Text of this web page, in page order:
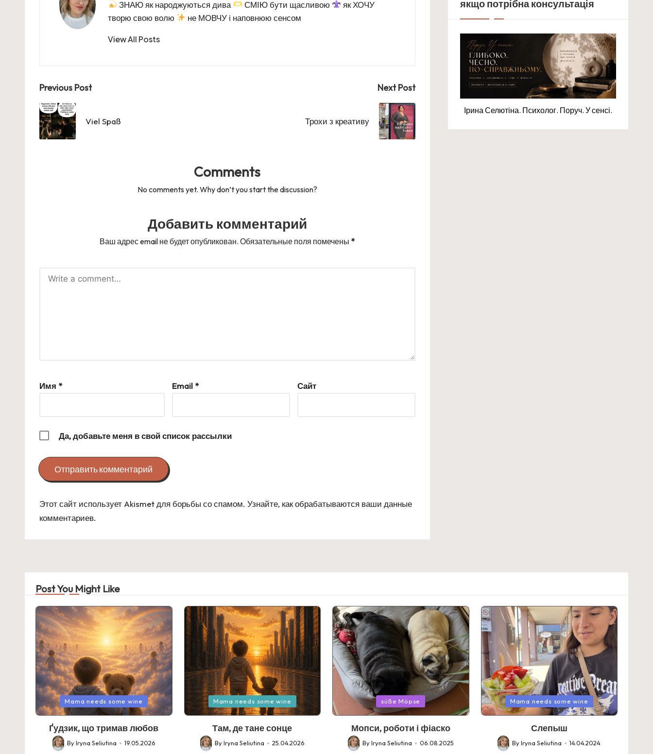
ЗНАЮ як народжуються дива СМІЮ бути щасливою
як ХОЧУ
творю свою волю
не МОВЧУ і наповнюю сенсом
View All Posts
Post
navigation
Previous Post
Viel Spaß
Next Post
Трохи з креативу
Comments
No comments yet. Why don’t you start the discussion?
Добавить комментарий
Ваш адрес email не будет опубликован. Обязательные поля помечены *
Имя * Email * Сайт
Да, добавьте меня в свой список рассылки
Этот сайт использует Akismet для борьбы со спамом. Узнайте, как обрабатываются ваши данные
комментариев.
якщо потрібна консультація
Ірина Селютіна. Психолог. Поруч. У сенсі.
Post You Might Like
Posted
in
Mama needs some wine
Ґудзик, що тримав любов
Posted
ByIryna Seliutina 19.05.2026
Posted
in
Mama needs some wine
Там, де тане сонце
Posted
ByIryna Seliutina 25.04.2026
Posted
süße Möpse
Мопси, роботи і фіаско
Posted
ByIryna Seliutina 06.08.2025
Posted
in
Mama needs some wine
Слепыш
Posted
ByIryna Seliutina 14.04.2024